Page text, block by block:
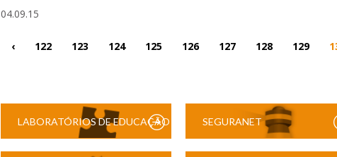
04.09.15
‹ 122 123 124 125 126 127 128 129
LABORATÓRIOS DE EDUCAÇÃO SEGURANET